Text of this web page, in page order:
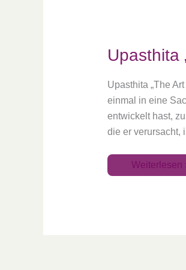
Upasthita
Upasthita „The
einmal in eine
entwickelt hast,
die er verursacht,
Weiterlesen